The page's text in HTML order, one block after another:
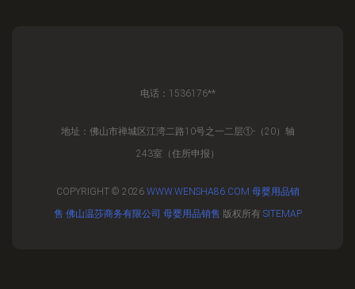
电话：1536176**
地址：佛山市禅城区江湾二路10号之一二层①-（20）轴
243室（住所申报）
COPYRIGHT © 2026 WWW.WENSHA86.COM 母婴用品销
售 佛山温莎商务有限公司 母婴用品销售 版权所有 SITEMAP